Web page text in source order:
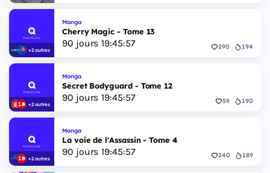
+2 autres
Manga
Cherry Magic - Tome 13
90 jours 19:45:56 290 194
+2 autres
Manga
Secret Bodyguard - Tome 12
90 jours 19:45:56 59 190
+2 autres
Manga
La voie de l'Assassin - Tome 4
90 jours 19:45:56 240 189